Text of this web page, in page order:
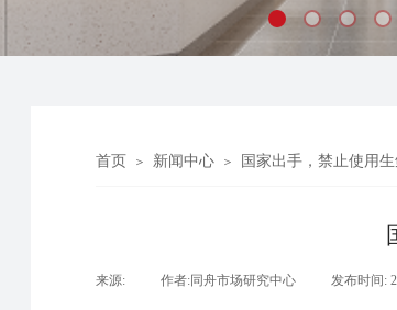
来源: 作者:同舟市场研究中心 发布时间:
首页 ＞ 新闻中心 ＞ 国家出手，禁止使用生